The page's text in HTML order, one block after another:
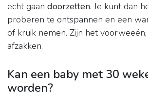
echt gaan doorzetten. Je kunt dan
proberen te ontspannen en een
of kruik nemen. Zijn het
afzakken.
Kan een baby met 30
worden?